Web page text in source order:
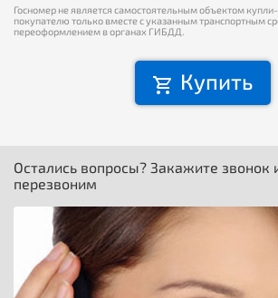
Госномер не является самостоятельным объектом
покупателю только вместе с указанным транспортным
переоформлением в органах ГИБДД.
Купить
Остались вопросы? Закажите
перезвоним